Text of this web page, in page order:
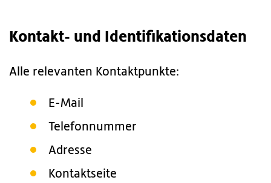
Kontakt- und Identifikationsdaten
Alle relevanten Kontaktpunkte:
E-Mail
Telefonnummer
Adresse
Kontaktseite